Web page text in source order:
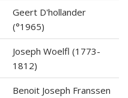
Geert D'hollander
(°1965)
Joseph Woelfl (1773-
1812)
Benoit Joseph Franssen